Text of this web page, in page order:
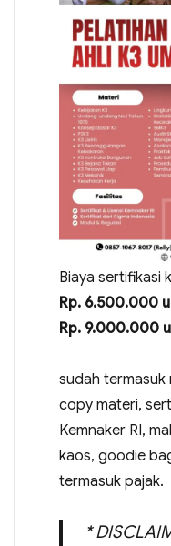
Biaya sertifikasi
Rp. 6.500.000
Rp. 9.000.000
sudah
copy materi,
Kemnaker RI,
kaos, goodie
termasuk pajak.
*